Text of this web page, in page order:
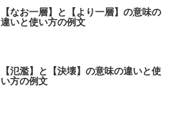
【なお一層】と【より一層】の意味の
違いと使い方の例文
【氾濫】と【決壊】の意味の違いと使
い方の例文